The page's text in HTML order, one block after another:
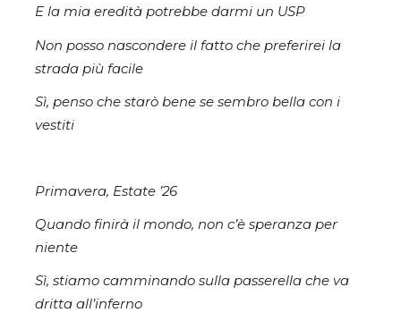
E la mia eredità potrebbe darmi un USP
Non posso nascondere il fatto che preferirei la
strada più facile
Sì, penso che starò bene se sembro bella con i
vestiti
Primavera, Estate ’26
Quando finirà il mondo, non c’è speranza per
niente
Sì, stiamo camminando sulla passerella che va
dritta all’inferno